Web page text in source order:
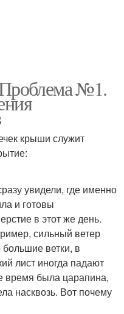
№1.
крыши служит
увидели, где именно
и готовы
в этот же день.
сильный ветер
ветки, в
лист иногда падают
время была царапина,
насквозь. Вот почему